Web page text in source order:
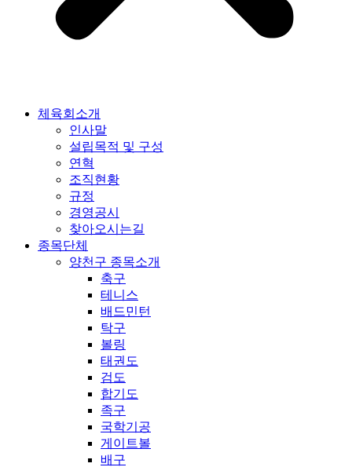
체육회소개
인사말
설립목적 및 구성
연혁
조직현황
규정
경영공시
찾아오시는길
종목단체
양천구 종목소개
축구
테니스
배드민턴
탁구
볼링
태권도
검도
합기도
족구
국학기공
게이트볼
배구